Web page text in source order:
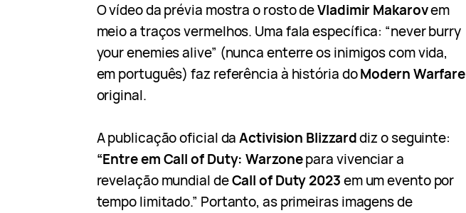
O vídeo da prévia mostra o rosto deVladimir Makarovem
meio a traços vermelhos. Uma fala específica: “never burry
your enemies alive” (nunca enterre os inimigos com vida,
em português) faz referência à história doModern Warfare
original.
A publicação oficial daActivision Blizzarddiz o seguinte:
“Entre em Call of Duty: Warzonepara vivenciar a
revelação mundial deCall of Duty 2023em um evento por
tempo limitado.” Portanto, as primeiras imagens de